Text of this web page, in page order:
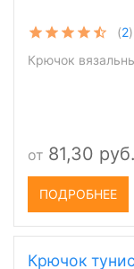
(2)
Крючок
от 81,30 руб.
ПОДРОБНЕЕ
Крючок